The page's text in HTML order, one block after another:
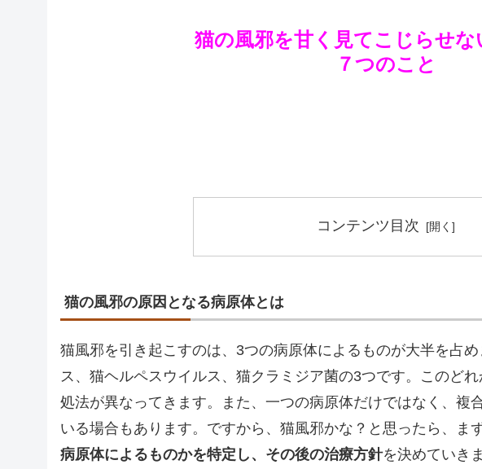
猫の風邪を甘く見てこじらせ
７つのこと
コンテンツ目次
猫の風邪の原因となる病原体とは
猫風邪を引き起こすのは、3つの病原体によるものが大半を占
ス、猫ヘルペスウイルス、猫クラミジア菌の3つです。このど
処法が異なってきます。また、一つの病原体だけではなく、複
いる場合もあります。ですから、猫風邪かな？と思ったら、ま
病原体によるものかを特定し、その後の治療方針を決めていき